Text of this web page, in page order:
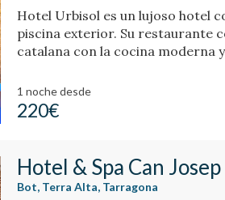
Hotel Urbisol es un lujoso hotel
piscina exterior. Su restaurante
catalana con la cocina moderna
1 nochedesde
220€
Hotel & Spa Can Josep
Bot, Terra Alta, Tarragona